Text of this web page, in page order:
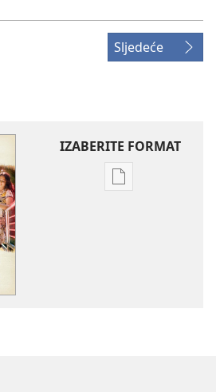
Sljedeće
IZABERITE FORMAT
Postavke